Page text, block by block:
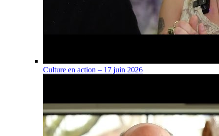
Culture en action – 17 juin 2026